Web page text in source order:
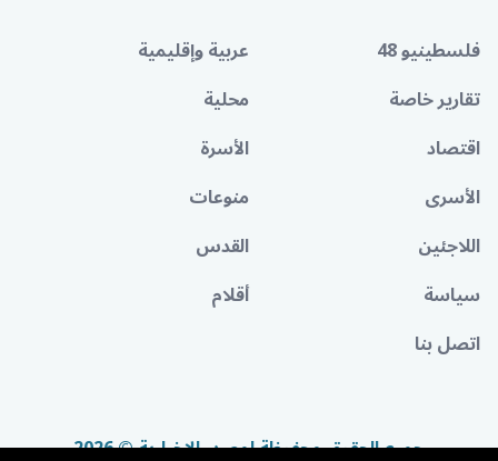
فلسطينيو 48
عربية وإقليمية
تقارير خاصة
محلية
اقتصاد
الأسرة
الأسرى
منوعات
اللاجئين
القدس
سياسة
أقلام
اتصل بنا
جميع الحقوق محفوظة لمصدر الإخبارية © 2026